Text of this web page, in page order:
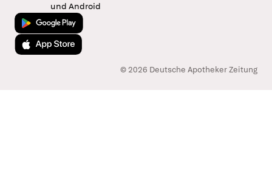
und Android
Jetzt bei Google Play
Laden im App Store
© 2026 Deutsche Apotheker Zeitung